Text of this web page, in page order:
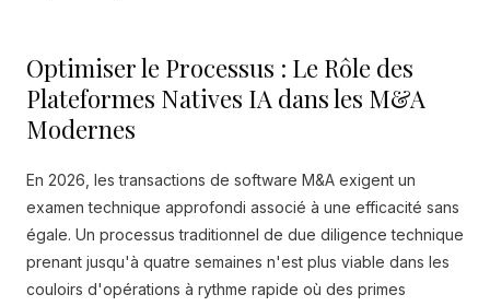
Optimiser le Processus : Le Rôle des
Plateformes Natives IA dans les M&A
Modernes
En 2026, les transactions de software M&A exigent un
examen technique approfondi associé à une efficacité sans
égale. Un processus traditionnel de due diligence technique
prenant jusqu'à quatre semaines n'est plus viable dans les
couloirs d'opérations à rythme rapide où des primes